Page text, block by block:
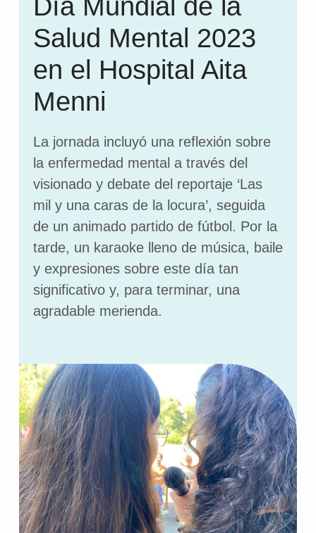
Día Mundial de la
Salud Mental 2023
en el Hospital Aita
Menni
La jornada incluyó una reflexión sobre
la enfermedad mental a través del
visionado y debate del reportaje ‘Las
mil y una caras de la locura’, seguida
de un animado partido de fútbol. Por la
tarde, un karaoke lleno de música, baile
y expresiones sobre este día tan
significativo y, para terminar, una
agradable merienda.